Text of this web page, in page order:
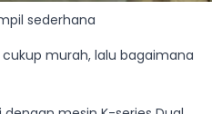
sederhana
murah, lalu bagaimana